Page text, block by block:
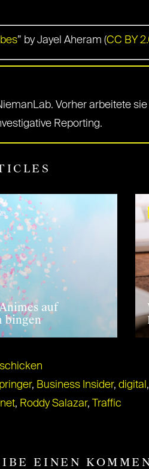
” by Jayel Aheram (CC BY
Vorher arbeitete
Reporting.
auf
bingen
, Business Insider, digital ,
, Roddy Salazar, Traffic
EINEN